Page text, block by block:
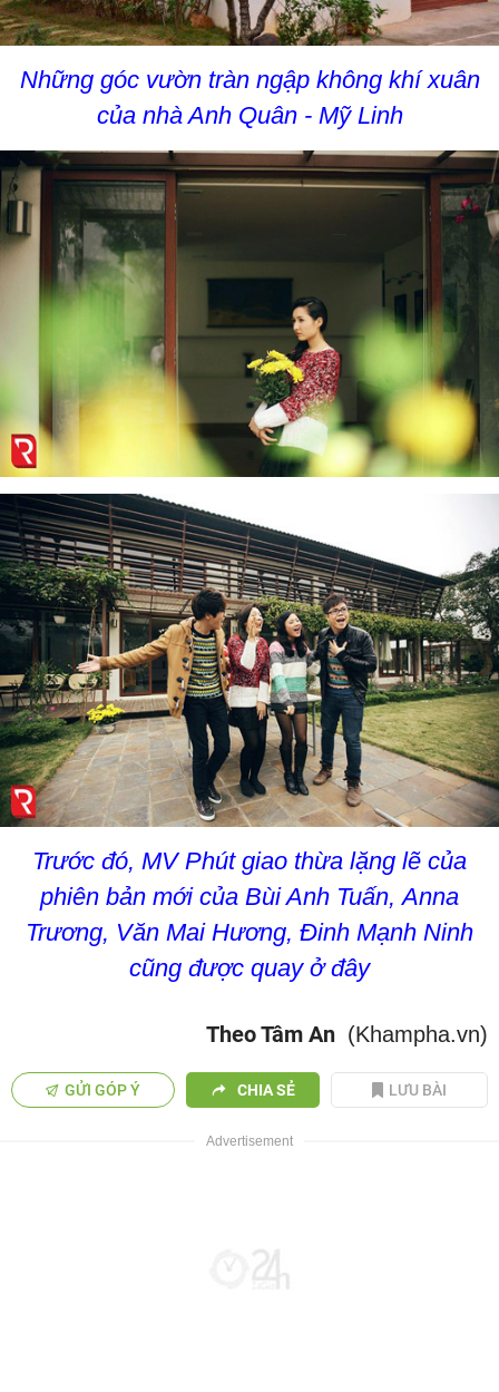
Những góc vườn tràn ngập không khí xuân
của nhà Anh Quân - Mỹ Linh
Trước đó, MV Phút giao thừa lặng lẽ của
phiên bản mới của Bùi Anh Tuấn, Anna
Trương, Văn Mai Hương, Đinh Mạnh Ninh
cũng được quay ở đây
Theo Tâm An (Khampha.vn)
GỬI GÓP Ý CHIA SẺ LƯU BÀI